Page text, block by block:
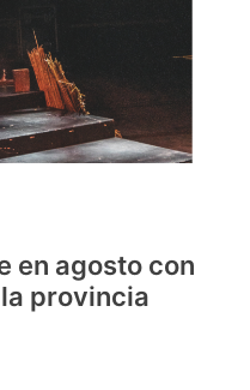
en agosto con
provincia